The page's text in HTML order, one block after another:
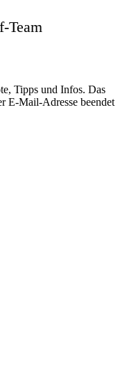
Team
Tipps und Infos. Das
E-Mail-Adresse beendet